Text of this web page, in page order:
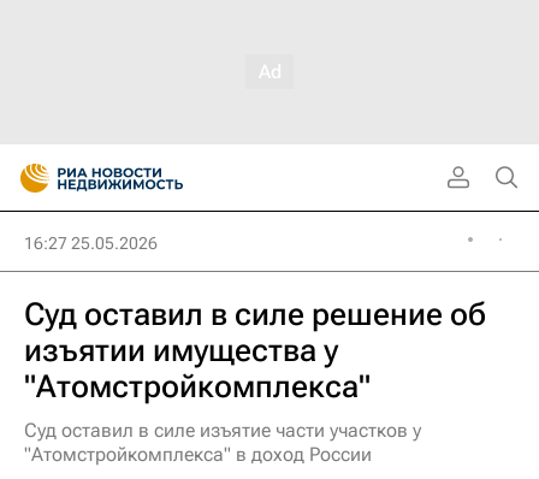
16:27 25.05.2026
Суд оставил в силе решение об
изъятии имущества у
"Атомстройкомплекса"
Суд оставил в силе изъятие части участков у
"Атомстройкомплекса" в доход России